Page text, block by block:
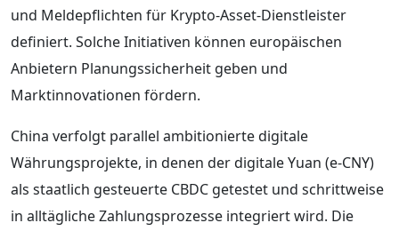
und Meldepflichten für Krypto-Asset-Dienstleister
definiert. Solche Initiativen können europäischen
Anbietern Planungssicherheit geben und
Marktinnovationen fördern.
China verfolgt parallel ambitionierte digitale
Währungsprojekte, in denen der digitale Yuan (e-CNY)
als staatlich gesteuerte CBDC getestet und schrittweise
in alltägliche Zahlungsprozesse integriert wird. Die